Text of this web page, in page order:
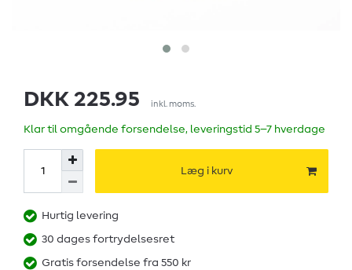
DKK 225.95 inkl. moms.
Klar til omgående forsendelse, leveringstid 5–7 hverdage
Læg i kurv
Hurtig levering
30 dages fortrydelsesret
Gratis forsendelse fra 550 kr